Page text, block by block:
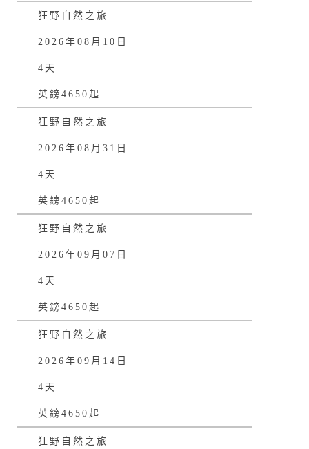
狂野自然之旅
2026年08月10日
4天
英鎊4650起
狂野自然之旅
2026年08月31日
4天
英鎊4650起
狂野自然之旅
2026年09月07日
4天
英鎊4650起
狂野自然之旅
2026年09月14日
4天
英鎊4650起
狂野自然之旅